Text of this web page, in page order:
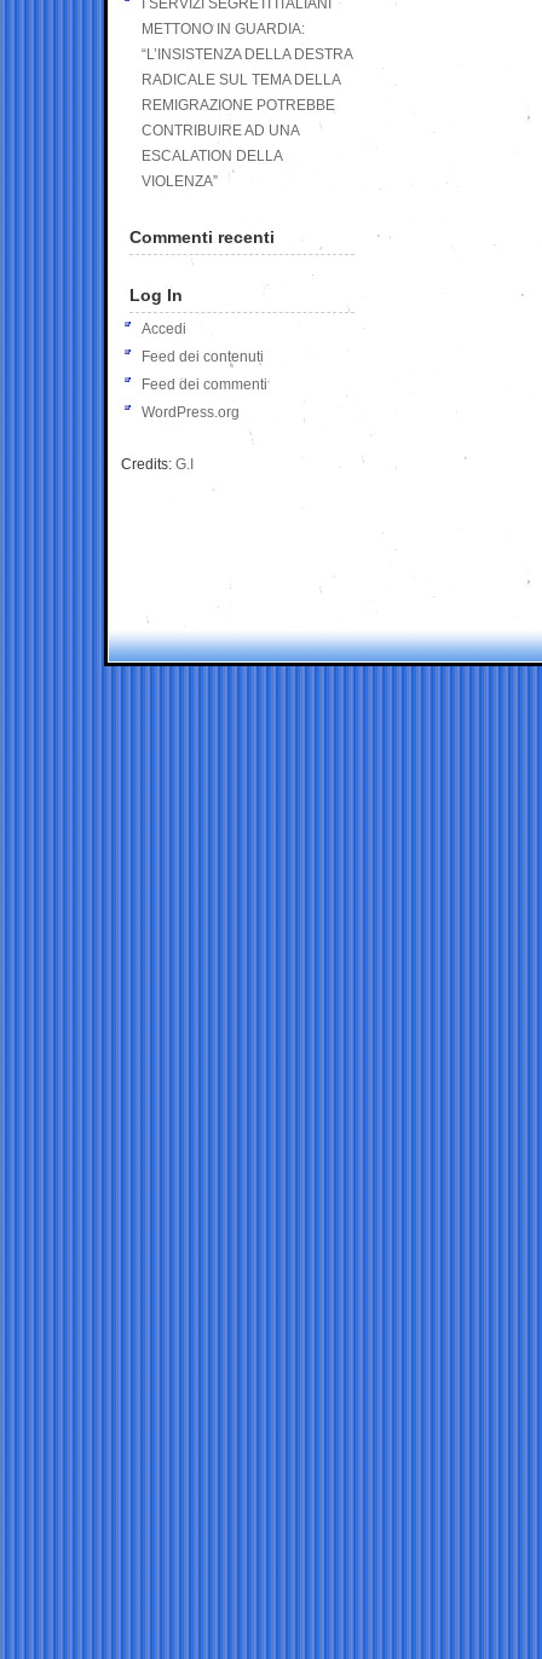
I SERVIZI SEGRETI ITALIANI
METTONO IN GUARDIA:
“L’INSISTENZA DELLA DESTRA
RADICALE SUL TEMA DELLA
REMIGRAZIONE POTREBBE
CONTRIBUIRE AD UNA
ESCALATION DELLA
VIOLENZA”
Commenti recenti
Log In
Accedi
Feed dei contenuti
Feed dei commenti
WordPress.org
Credits: G.I